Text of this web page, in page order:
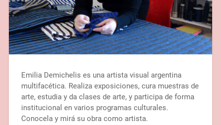
Emilia Demichelis es una artista visual argentina
multifacética. Realiza exposiciones, cura muestras de
arte, estudia y da clases de arte, y participa de forma
institucional en varios programas culturales.
Conocela y mirá su obra como artista.